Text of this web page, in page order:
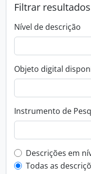
Filtrar
Nível de descrição
Objeto digital
Instrumento de
Filtro de
Descrições em
Todas as